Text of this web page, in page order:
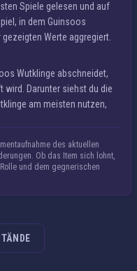
Spiele gelesen und auf
in dem Guinsoos
Werte aggregiert.
Wutklinge abschneidet,
Darunter siehst du die
am meisten nutzen,
des aktuellen
Ob das Item sich lohnt,
und dem gegnerischen